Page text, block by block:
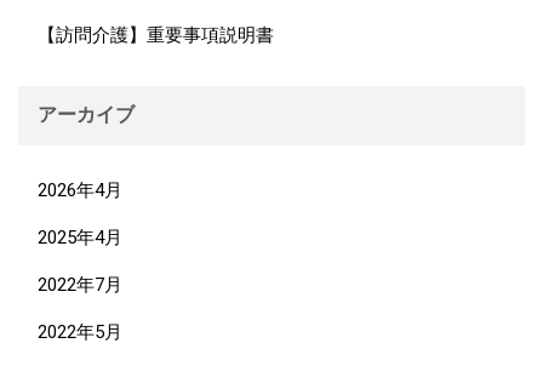
【訪問介護】重要事項説明書
アーカイブ
2026年4月
2025年4月
2022年7月
2022年5月